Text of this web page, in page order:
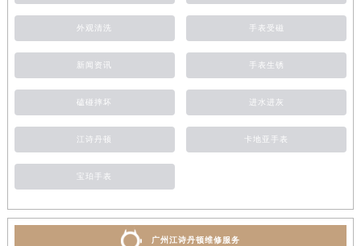
外观清洗 手表受磁
新闻资讯 手表生锈
磕碰摔坏 进水进灰
江诗丹顿 卡地亚手表
宝珀手表
广州江诗丹顿维修服务